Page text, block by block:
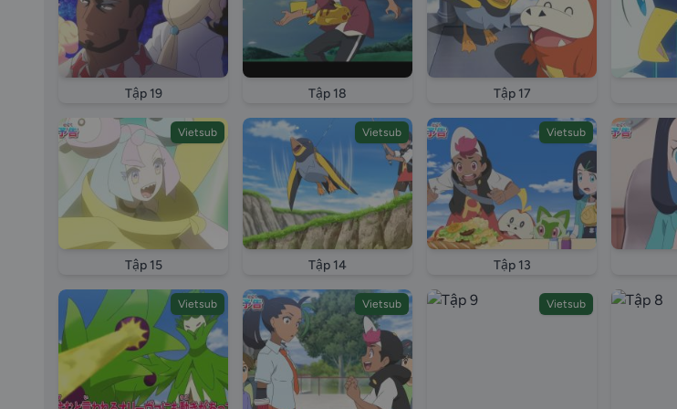
Tập 19 Tập 18 Tập 17
Vietsub
Tập 15
Vietsub
Tập 14
Vietsub
Tập 13
Vietsub Vietsub Vietsub